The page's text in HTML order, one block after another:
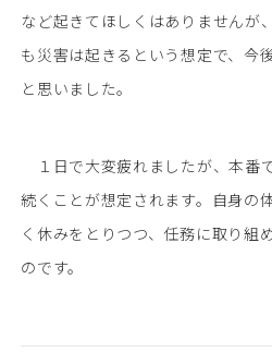
など起きてほしくはありませんが
も災害は起きるという想定で、今
と思いました。
１日で大変疲れましたが、本番
続くことが想定されます。自身の
く休みをとりつつ、任務に取り組
のです。